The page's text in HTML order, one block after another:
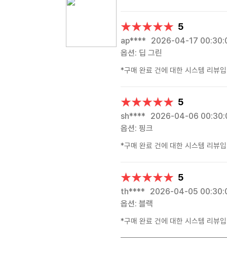
★★★★★
★★★★★ 5
ap**** 2026-04-17
옵션: 딥 그린
*구매 완료 건에 대한 시스템 리뷰
★★★★★
★★★★★ 5
sh**** 2026-04-06
옵션: 핑크
*구매 완료 건에 대한 시스템 리뷰
★★★★★
★★★★★ 5
th**** 2026-04-05
옵션: 블랙
*구매 완료 건에 대한 시스템 리뷰